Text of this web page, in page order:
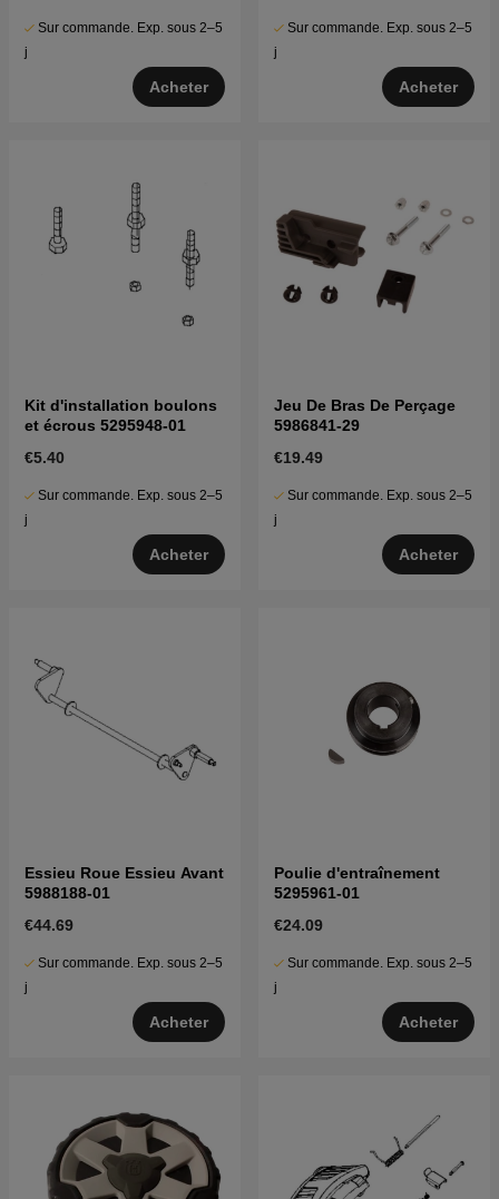
Sur commande. Exp. sous 2–5
j
Acheter
Sur commande. Exp. sous 2–5
j
Acheter
Kit d'installation boulons
et écrous 5295948-01
€5.40
Sur commande. Exp. sous 2–5
j
Acheter
Jeu De Bras De Perçage
5986841-29
€19.49
Sur commande. Exp. sous 2–5
j
Acheter
Essieu Roue Essieu Avant
5988188-01
€44.69
Sur commande. Exp. sous 2–5
j
Acheter
Poulie d'entraînement
5295961-01
€24.09
Sur commande. Exp. sous 2–5
j
Acheter